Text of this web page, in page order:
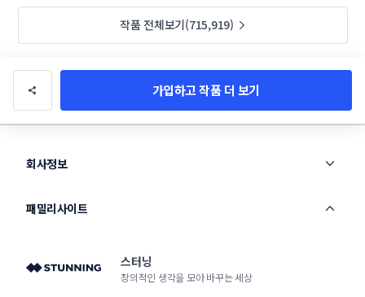
작품 전체보기(715,919)
가입하고 작품 더 보기
회사정보
패밀리사이트
스터닝
창의적인 생각을 모아 바꾸는 세상